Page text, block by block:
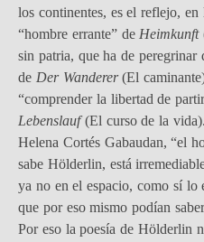
los continentes, es el reflejo,
“hombre errante” deHeimkunft
sin patria, que ha de peregrinar
de Der Wanderer(El
“comprender la libertad de
Lebenslauf(El curso de la
Helena Cortés Gabaudan, “el
sabe Hölderlin, está
ya no en el espacio, como sí lo
que por eso mismo podían
Por eso la poesía de Hölderlin